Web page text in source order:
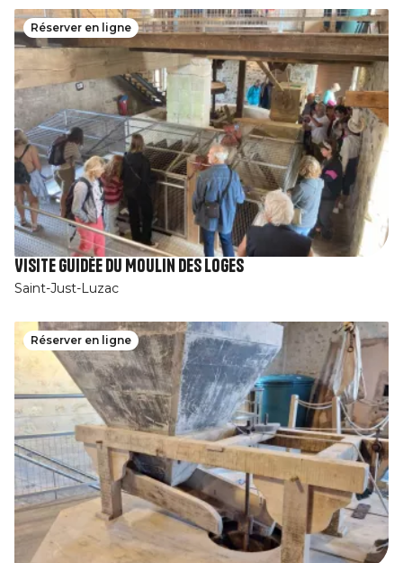
Réserver en ligne
Visite guidée du Moulin des Loges
Saint-Just-Luzac
Réserver en ligne